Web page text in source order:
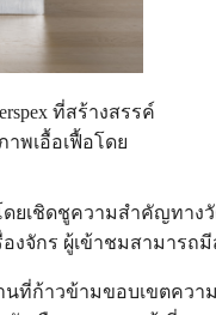
ที่สร้างสรรค์
าพเอื้อเฟื้อโดย
ดยเชิดชูความสำคัญท
จักร ผู้เข้าชมสามาร
ที่ก้าวข้ามขอบเขตค